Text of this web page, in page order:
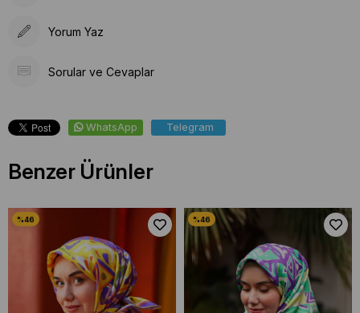
Yorum Yaz
Sorular ve Cevaplar
WhatsApp Telegram
Benzer Ürünler